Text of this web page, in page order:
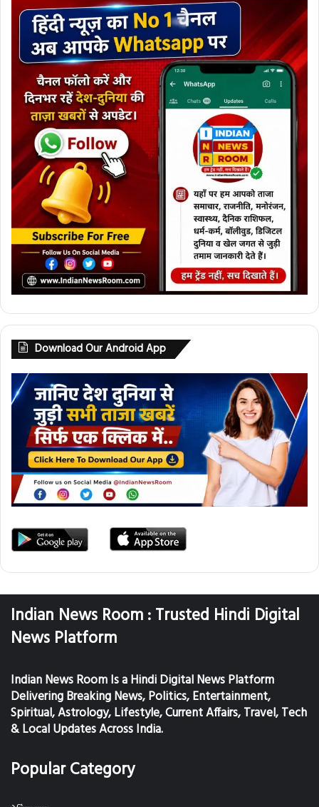
Download Our Android App
Indian News Room : Trusted Hindi Digital
News Platform
Indian News Room Is a Hindi Digital News Platform
Delivering Breaking News, Politics, Entertainment,
Spiritual, Astrology, Lifestyle, Current Affairs, Travel, Tech
& Local Updates Across India.
Popular Category